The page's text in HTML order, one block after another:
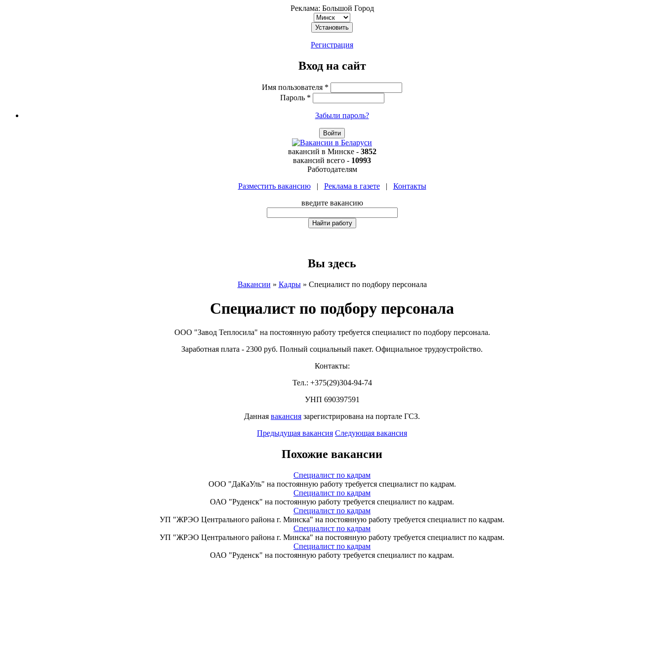
Реклама: Большой Город
Регистрация
Вход на сайт
Имя пользователя *
Пароль *
Забыли пароль?
вакансий в Минске- 3852
вакансий всего - 10993
Работодателям
Разместить вакансию
| Реклама в газете |
Контакты
введите вакансию
Вы здесь
Вакансии » Кадры » Специалист по подбору персонала
Специалист по подбору персонала
ООО "Завод Теплосила" на постоянную работу требуется специалист по подбору персонала.
Заработная плата - 2300 руб. Полный социальный пакет. Официальное трудоустройство.
Контакты:
Тел.: +375(29)304-94-74
УНП 690397591
Данная вакансия зарегистрирована на портале ГСЗ.
Предыдущая вакансия Следующая вакансия
Похожие вакансии
Специалист по кадрам
ООО "ДаКаУль" на постоянную работу требуется специалист по кадрам.
Специалист по кадрам
ОАО "Руденск" на постоянную работу требуется специалист по кадрам.
Специалист по кадрам
УП "ЖРЭО Центрального района г. Минска" на постоянную работу требуется специалист по кадрам.
Специалист по кадрам
УП "ЖРЭО Центрального района г. Минска" на постоянную работу требуется специалист по кадрам.
Специалист по кадрам
ОАО "Руденск" на постоянную работу требуется специалист по кадрам.